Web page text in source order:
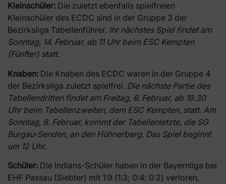
Kleinschüler: Die zuletzt ebenfalls spielfreien
Kleinschüler des ECDC sind in der Gruppe 3 der
Bezirksliga Tabellenführer. Ihr nächstes Spiel findet am
Sonntag, 14. Februar, ab 11 Uhr beim ESC Kempten
(Fünfter) statt.
Knaben: Die Knaben des ECDC waren in der Gruppe 4
der Bezirksliga zuletzt spielfrei. Die nächste Partie des
Tabellendritten findet am Freitag, 6. Februar, ab 19.30
Uhr beim Tabellenzweiten, dem ESC Kempten, statt. Am
Sonntag, 8. Februar, kommt der Tabellenletzte, die SG
Burgau-Senden, an den Hühnerberg. Das Spiel beginnt
um 12 Uhr.
Schüler: Die Indians-Schüler haben in der Bayernliga bei
EHF Passau (Siebter) mit 1:9 (1:3; 0:4; 0:2) verloren,